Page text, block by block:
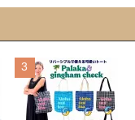
3